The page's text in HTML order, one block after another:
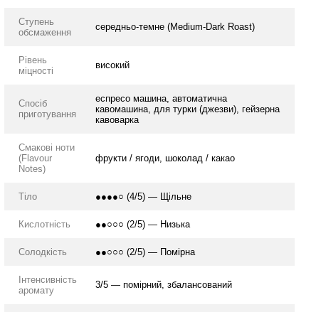
Ступень
обсмаження
середньо-темне (Medium-Dark Roast)
Рівень
міцності
високий
Спосіб
приготування
еспресо машина, автоматична
кавомашина, для турки (джезви), гейзерна
кавоварка
Смакові ноти
(Flavour
Notes)
фрукти / ягоди, шоколад / какао
Тіло ●●●●○ (4/5) — Щільне
Кислотність ●●○○○ (2/5) — Низька
Солодкість ●●○○○ (2/5) — Помірна
Інтенсивність
аромату
3/5 — помірний, збалансований